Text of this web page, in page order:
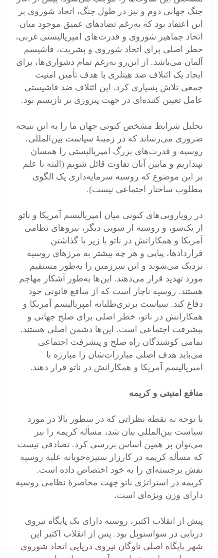
جنگ جهانی دوم و نیز در طول جنگ، اتحاد شوروی بر
این اعتقاد بود که به‌رغم تضادهای عمیق موجود میان
اتحاد جماهیر شوروی و قدرت‌های امپریالیستی غربی،
خطر اصلی برای اتحاد شوروی و بشریت، فاشیسم
آلمان می‌باشد. از این‌رو به‌رغم تمام دشواری‌ها‌، برای
ایجاد یک ائتلاف ضد هیتلری با هدف تأمین امنیت
جمعی تلاش بسیاری کرد. این ائتلاف ضد فاشیستی
عامل تعیین کننده‌ای در جهت پیروزی بر نازیسم بود.
تحلیل شرایط مشخص کنونی جهان ما را به این نتیجه
ضروری می‌رساند که در زمینهٔ سیاست بین‌المللی،
روسیه و قدرت‌های بزرگ امپریالیستی را همسان
نپنداریم و مابین آنان تفاوت قائل شویم (البته با علم
بر این موضوع که روسیه سرمایه‌داری یک الگوی
مطلوب ساختار اجتماعی نیست).
در رویارویی‌های کنونی میان امپریالیسم آمریکا و ناتو
از یک‌سو، و روسیه از سویی دیگر، نیروهای نظامی‌
آمریکا و همکارانش در ناتو با زیر پا گذاشتن
قراردادها، پیاپی و هر چه بیشتر به مرزهای روسیه
نزدیک می‌شوند و این سرزمین را به‌طور مستقیم
مورد تهدید قرار می‌دهند. این‌ها‌ به‌طور آشکار مهاجم
هستند. روسیه ناچار است که از منافع قانونی خود
دفاع کند. سیاست برتری‌طلبانه امپریالیسم آمریکا و
همکارانش در ناتو، خطر اصلی برای صلح جهانی و
پیشرفت اجتماعی است. این‌ها‌ دشمن اصلی هستند.
تمامی‌ کوشندگان راه صلح و پیشرفت اجتماعی
می‌باید هدف اصلی مبارزات‌شان را مبارزه با
امپریالیسم آمریکا و همکارانش در ناتو قرار دهند.
منافع امنیتی و کریمه
با توجه به نقطه نظراتی که در سطور بالا در مورد
سیاست بین‌المللی بیان شد، مسأله کریمه را نیز
می‌توان بر همین اساس بررسی کرد. تصادفی نیست
که مسأله کریمه در کارزار ستیزه‌جویانه علیه روسیه
نقش برجسته‌ای را به خود اختصاص داده است.
کریمه در استراتژی ناتو جهت محاصرهٔ نظامی‌ روسیه
دارای وزن ویژه‌ای‌ است.
پیش از انقلاب اکتبر، روسیه دارای یک پایگاه نیروی
دریایی در سواستوپل بود. پس از انقلاب اکتبر این
شهر پایگاه اصلی ناوگان نیروی دریایی اتحاد شوروی